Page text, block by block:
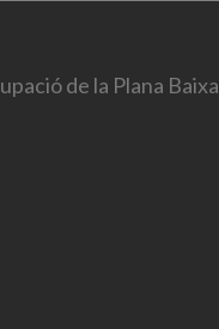
de la Plana Baixa